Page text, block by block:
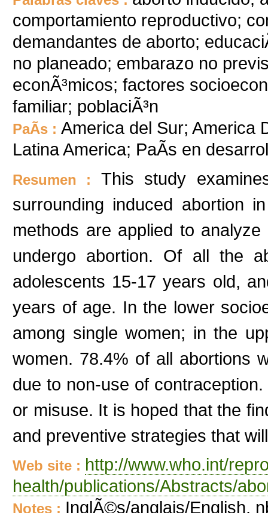
comportamiento reproductivo;
demandantes de aborto;
no planeado; embarazo no
econÃ³micos; factores
familiar; poblaciÃ³n
PaÃ­s : America del Sur; America
Latina America; PaÃ­s en
Resumen : This study
surrounding induced abortion
methods are applied to
undergo abortion. Of all the
adolescents 15-17 years old,
years of age. In the lower
among single women; in the
women. 78.4% of all abortions
due to non-use of
or misuse. It is hoped that the
and preventive strategies that
Web site : http://www.who.int/
health/publications/Abstracts/
Notes : InglÃ©s/anglais/English,